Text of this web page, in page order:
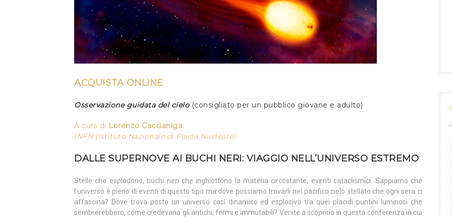
ACQUISTA ONLINE
Osservazione guidata del cielo (consigliato per un pubblico giovane e adulto)
A cura di Lorenzo Caccianiga
INFN (Istituto Nazionale di Fisica Nucleare)
DALLE SUPERNOVE AI BUCHI NERI: VIAGGIO NELL’UNIVERSO ESTREMO
Stelle che esplodono, buchi neri che inghiottono la materia circostante, eventi cataclismici. Sappiamo che
l’universo è pieno di eventi di questo tipo ma dove possiamo trovarli nel pacifico cielo stellato che ogni sera ci
affascina? Dove trova posto un universo così dinamico ed esplosivo tra quei placidi puntini luminosi che
sembrerebbero, come credevano gli antichi, fermi e immutabili? Venite a scoprirlo in questa conferenza in cui